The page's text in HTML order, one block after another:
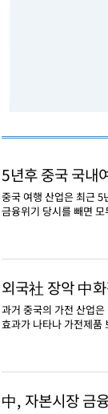
5년후 중국 국내
중국 여행 산업은 최근
금융위기 당시를 빼면
외국社 장악 中
과거 중국의 가전 산업
효과가 나타나 가전제품
中, 자본시장 금